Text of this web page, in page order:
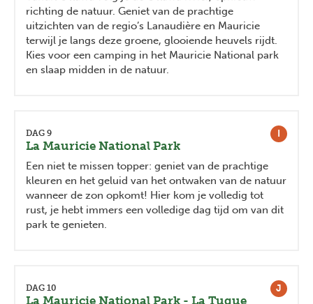
richting de natuur. Geniet van de prachtige
uitzichten van de regio’s Lanaudière en Mauricie
terwijl je langs deze groene, glooiende heuvels rijdt.
Kies voor een camping in het Mauricie National park
en slaap midden in de natuur.
I
DAG 9
La Mauricie National Park
Een niet te missen topper: geniet van de prachtige
kleuren en het geluid van het ontwaken van de natuur
wanneer de zon opkomt! Hier kom je volledig tot
rust, je hebt immers een volledige dag tijd om van dit
park te genieten.
J
DAG 10
La Mauricie National Park - La Tuque
Previous Next